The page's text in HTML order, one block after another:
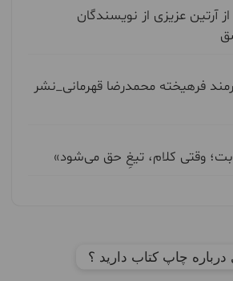
آرتین عزیزی از نویسندگان
فرهیخته محمدرضا قهرمانی_نشر
وقتی کلام، تیغِ حق می‌شود»
چاپ کتاب دارید ؟